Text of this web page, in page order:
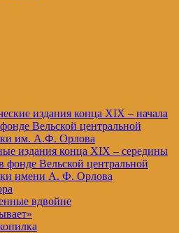
издания конца XIХ – начала
Вельской центральной
им. А.Ф. Орлова
издания конца XIX – середины
фонде Вельской центральной
имени А. Ф. Орлова
вдвойне